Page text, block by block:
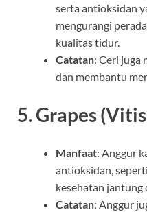
serta antioksidan
mengurangi
kualitas tidur.
Catatan: Ceri juga
dan membantu
5.Grapes
Manfaat: Anggur
antioksidan,
kesehatan jantung
Catatan: Anggur